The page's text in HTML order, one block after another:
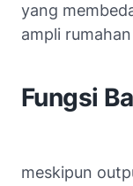
yang
ampli
Fungsi
meskipun